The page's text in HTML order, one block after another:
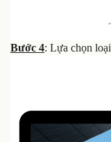
Bước 4: Lựa chọn